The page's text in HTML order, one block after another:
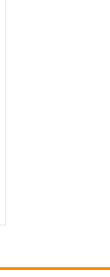
ダー 古明地こいし